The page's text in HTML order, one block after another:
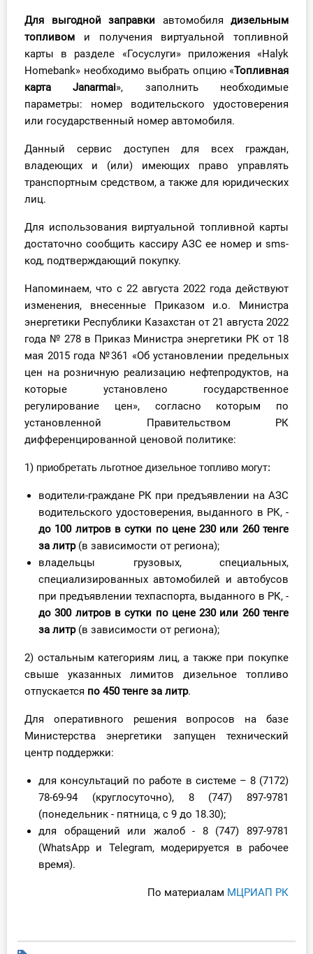
О Системе
Обучение
Тарифы
Тестирование для
Для выгодной заправки автомобиля дизельным
топливом и получения виртуальной топливной
карты в разделе «Госуслуги» приложения «Halyk
Homebank» необходимо выбрать опцию «Топливная
карта Janarmai», заполнить необходимые
параметры: номер водительского удостоверения
или государственный номер автомобиля.
Данный сервис доступен для всех граждан,
владеющих и (или) имеющих право управлять
транспортным средством, а также для юридических
лиц.
Для использования виртуальной топливной карты
достаточно сообщить кассиру АЗС ее номер и sms-
код, подтверждающий покупку.
Напоминаем, что с 22 августа 2022 года действуют
изменения, внесенные Приказом и.о. Министра
энергетики Республики Казахстан от 21 августа 2022
года № 278 в Приказ Министра энергетики РК от 18
мая 2015 года №361 «Об установлении предельных
цен на розничную реализацию нефтепродуктов, на
которые установлено государственное
регулирование цен», согласно которым по
установленной Правительством РК
дифференцированной ценовой политике:
1) приобретать льготное дизельное топливо могут:
водители-граждане РК при предъявлении на АЗС
водительского удостоверения, выданного в РК, -
до 100 литров в сутки по цене 230 или 260 тенге
за литр(в зависимости от региона);
владельцы грузовых, специальных,
специализированных автомобилей и автобусов
при предъявлении техпаспорта, выданного в РК, -
до 300 литров в сутки по цене 230 или 260 тенге
за литр(в зависимости от региона);
2) остальным категориям лиц, а также при покупке
свыше указанных лимитов дизельное топливо
отпускается по 450 тенге за литр.
Для оперативного решения вопросов на базе
Министерства энергетики запущен технический
центр поддержки:
для консультаций по работе в системе – 8 (7172)
78-69-94 (круглосуточно), 8 (747) 897-9781
(понедельник - пятница, с 9 до 18.30);
для обращений или жалоб - 8 (747) 897-9781
(WhatsApp и Telegram, модерируется в рабочее
время).
По материалам МЦРИАП РК